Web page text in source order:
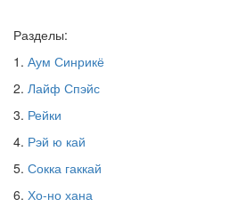
Разделы:
1. Аум Синрикё
2. Лайф Спэйс
3. Рейки
4. Рэй ю кай
5. Сокка гаккай
6. Хо-но хана